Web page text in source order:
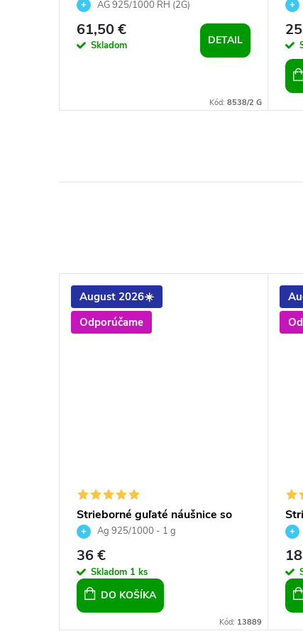
opálom a Preciosa crystals -
zelené
AG 925/1000 RH (2G)
61,50 €
Skladom DETAIL
Kód: 8538/2 G
August 2026☀️
Odporúčame
Strieborné guľaté náušnice so
Swarovski crystals - Lt.
Sapphire, okrúhle s krištálikmi,
pre dámy
Ag 925/1000 - 1 g
36 €
Skladom 1 ks
DO KOŠÍKA
Kód: 13889